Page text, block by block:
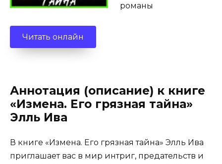
романы
Читать онлайн
Аннотация (описание) к книге
«Измена. Его грязная тайна»
Элль Ива
В книге «Измена. Его грязная тайна» Элль Ива
приглашает вас в мир интриг, предательств и